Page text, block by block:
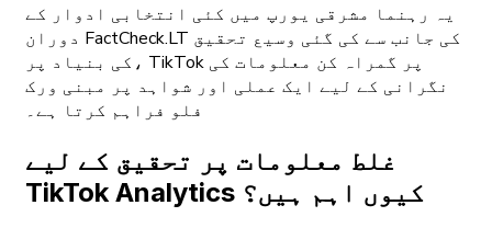
یہ رہنما مشرقی یورپ میں کئی انتخابی ادوار کے
دوران FactCheck.LT کی جانب سے کی گئی وسیع تحقیق
کی بنیاد پر، TikTok پر گمراہ کن معلومات کی
نگرانی کے لیے ایک عملی اور شواہد پر مبنی ورک
فلو فراہم کرتا ہے۔
غلط معلومات پر تحقیق کے لیے
TikTok Analytics کیوں اہم ہیں؟